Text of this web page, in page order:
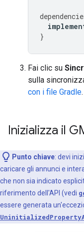
}
Fai clic su
sulla
con i file Gradle.
Inizializza il
Punto chiave: devi
caricare gli annunci e
che non sia indicato
riferimento dell'API (vedi
essere generata